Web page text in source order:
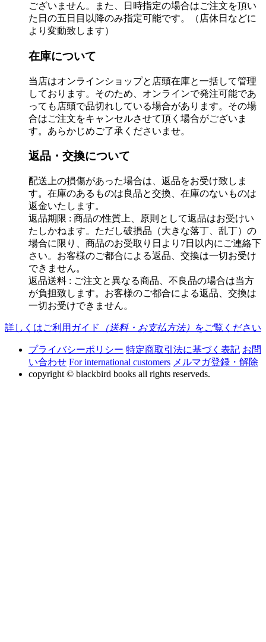
ございません。また、日時指定の場合はご注文を頂い
た日の五日目以降のみ指定可能です。（店休日などに
より変動致します）
在庫について
当店はオンラインショップと店頭在庫と一括して管理
しております。そのため、オンラインで発注可能であ
っても店頭で品切れしている場合があります。その場
合はご注文をキャンセルさせて頂く場合がございま
す。あらかじめご了承くださいませ。
返品・交換について
配送上の損傷があった場合は、返品をお受け致しま
す。在庫のあるものは良品と交換、在庫のないものは
返金いたします。
返品期限 : 商品の性質上、原則として返品はお受けい
たしかねます。ただし破損品（大きな落丁、乱丁）の
場合に限り、商品のお受取り日より7日以内にご連絡下
さい。お客様のご都合による返品、交換は一切お受け
できません。
返品送料 : ご注文と異なる商品、不良品の場合は当方
が負担致します。お客様のご都合による返品、交換は
一切お受けできません。
詳しくはご利用ガイド （送料・お支払方法） をご覧ください
プライバシーポリシー 特定商取引法に基づく表記 お問
い合わせ For international customers メルマガ登録・解除
copyright © blackbird books all rights reserveds.